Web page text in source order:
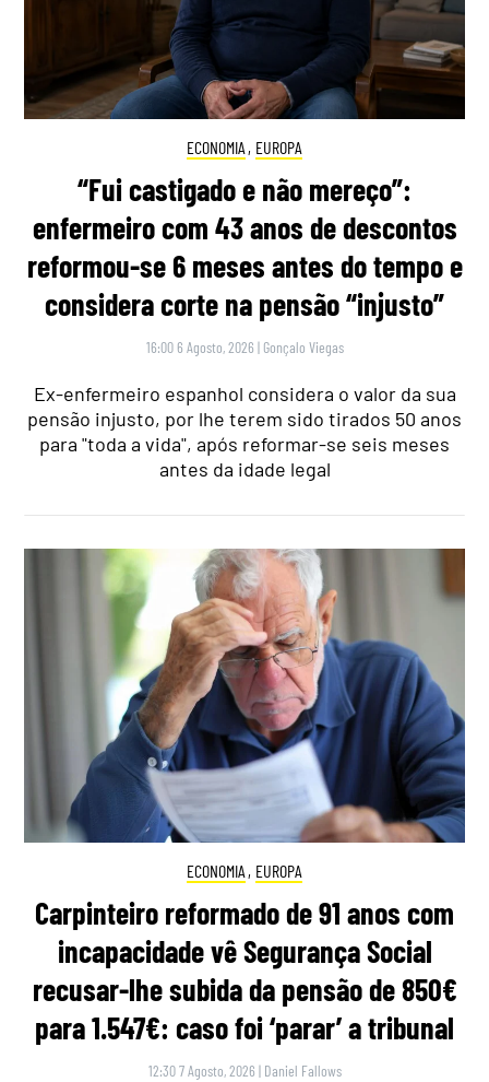
ECONOMIA , EUROPA
“Fui castigado e não mereço”:
enfermeiro com 43 anos de descontos
reformou-se 6 meses antes do tempo e
considera corte na pensão “injusto”
16:00 6 Agosto, 2026 | Gonçalo Viegas
Ex-enfermeiro espanhol considera o valor da sua
pensão injusto, por lhe terem sido tirados 50 anos
para "toda a vida", após reformar-se seis meses
antes da idade legal
ECONOMIA , EUROPA
Carpinteiro reformado de 91 anos com
incapacidade vê Segurança Social
recusar-lhe subida da pensão de 850€
para 1.547€: caso foi ‘parar’ a tribunal
12:30 7 Agosto, 2026 | Daniel Fallows